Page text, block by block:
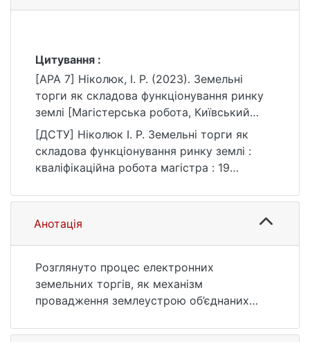
Цитування :
[APA 7] Ніколюк, І. Р. (2023). Земельні
торги як складова функціонування ринку
землі [Магістерська робота, Київський
національний університет імені Тараса
Шевченка]. eKNUTSHIR.
https://ir.library.knu.ua/handle/15071834/488
[ДСТУ] Ніколюк І. Р. Земельні торги як
складова функціонування ринку землі :
кваліфікаційна робота магістра : 19
В. Тітова. Київ, 2023. 95 с. URL:
https://ir.library.knu.ua/handle/15071834/488
5 (дата звернення: 25.07.2026).
Анотація
Розглянуто процес електронних
земельних торгів, як механізм
провадження землеустрою об’єднаних
Новопільської сільської ради